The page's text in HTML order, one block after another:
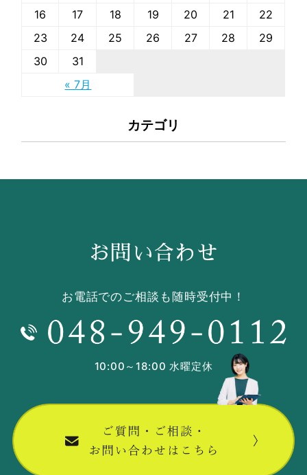
« 7月
16
17 18 19 20 21
22
23
24 25 26 27 28
29
30
31
カテゴリ
お問い合わせ
お電話でのご相談も随時受付中！
10:00～18:00 水曜定休